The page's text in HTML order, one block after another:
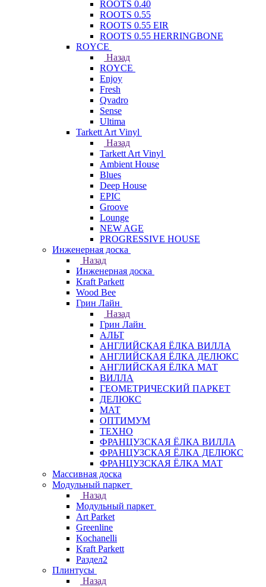
ROOTS 0.40
ROOTS 0.55
ROOTS 0.55 EIR
ROOTS 0.55 HERRINGBONE
ROYCE
Назад
ROYCE
Enjoy
Fresh
Qvadro
Sense
Ultima
Tarkett Art Vinyl
Назад
Tarkett Art Vinyl
Ambient House
Blues
Deep House
EPIC
Groove
Lounge
NEW AGE
PROGRESSIVE HOUSE
Инженерная доска
Назад
Инженерная доска
Kraft Parkett
Wood Bee
Грин Лайн
Назад
Грин Лайн
АЛЬТ
АНГЛИЙСКАЯ ЁЛКА ВИЛЛА
АНГЛИЙСКАЯ ЁЛКА ДЕЛЮКС
АНГЛИЙСКАЯ ЁЛКА МАТ
ВИЛЛА
ГЕОМЕТРИЧЕСКИЙ ПАРКЕТ
ДЕЛЮКС
МАТ
ОПТИМУМ
ТЕХНО
ФРАНЦУЗСКАЯ ЁЛКА ВИЛЛА
ФРАНЦУЗСКАЯ ЁЛКА ДЕЛЮКС
ФРАНЦУЗСКАЯ ЁЛКА МАТ
Массивная доска
Модульный паркет
Назад
Модульный паркет
Art Parket
Greenline
Kochanelli
Kraft Parkett
Раздел2
Плинтусы
Назад